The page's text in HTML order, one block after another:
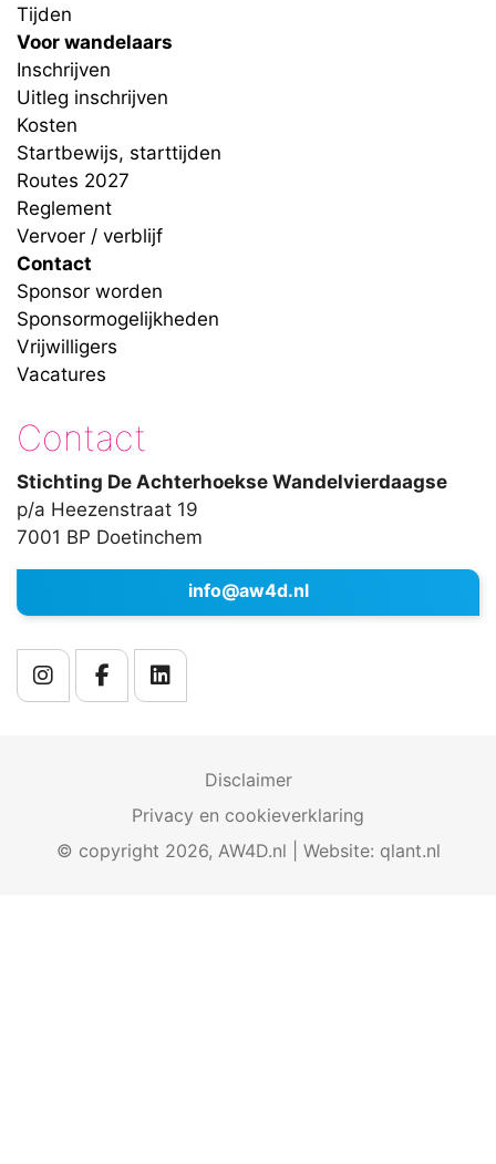
Tijden
Voor wandelaars
Inschrijven
Uitleg inschrijven
Kosten
Startbewijs, starttijden
Routes 2027
Reglement
Vervoer / verblijf
Contact
Sponsor worden
Sponsormogelijkheden
Vrijwilligers
Vacatures
Contact
Stichting De Achterhoekse Wandelvierdaagse
p/a Heezenstraat 19
7001 BP Doetinchem
info@aw4d.nl
Disclaimer
Privacy en cookieverklaring
© copyright 2026, AW4D.nl | Website: qlant.nl